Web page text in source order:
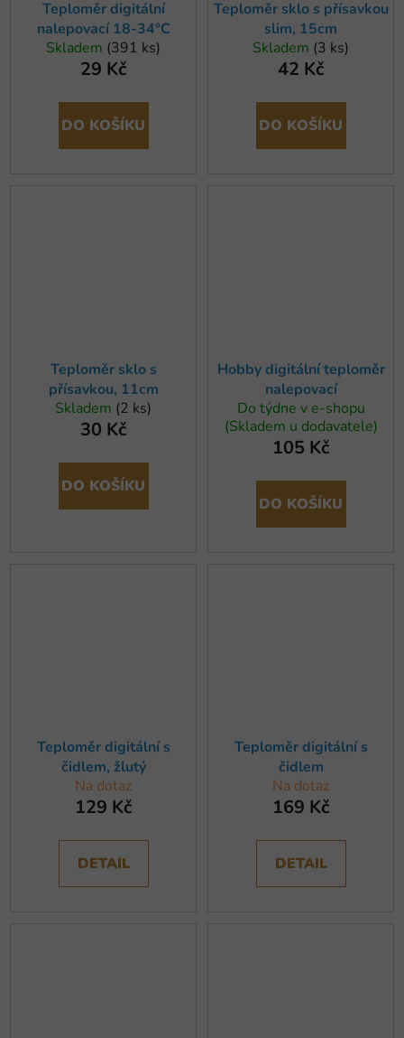
Teploměr digitální
nalepovací 18-34°C
Skladem (391 ks)
29 Kč
DO KOŠÍKU
Teploměr sklo s přísavkou
slim, 15cm
Skladem (3 ks)
42 Kč
DO KOŠÍKU
Teploměr sklo s
přísavkou, 11cm
Skladem (2 ks)
30 Kč
DO KOŠÍKU
Hobby digitální teploměr
nalepovací
Do týdne v e-shopu
(Skladem u dodavatele)
105 Kč
DO KOŠÍKU
Teploměr digitální s
čidlem, žlutý
Na dotaz
129 Kč
DETAIL
Teploměr digitální s
čidlem
Na dotaz
169 Kč
DETAIL